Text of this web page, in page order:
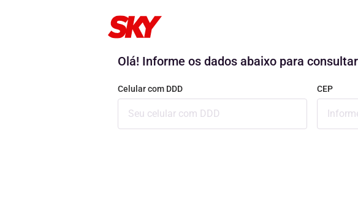
Olá! Informe os dados abaixo para
Celular com DDD CEP